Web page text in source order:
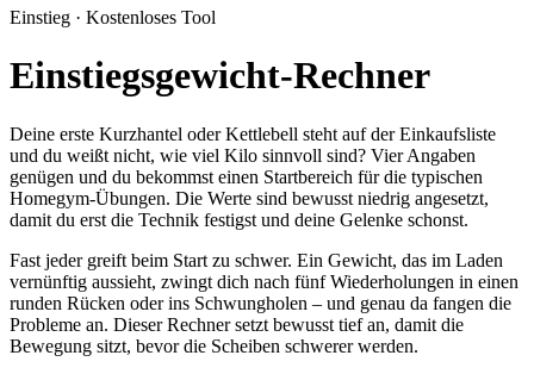
Einstieg · Kostenloses Tool
Einstiegsgewicht-Rechner
Deine erste Kurzhantel oder Kettlebell steht auf der Einkaufsliste
und du weißt nicht, wie viel Kilo sinnvoll sind? Vier Angaben
genügen und du bekommst einen Startbereich für die typischen
Homegym-Übungen. Die Werte sind bewusst niedrig angesetzt,
damit du erst die Technik festigst und deine Gelenke schonst.
Fast jeder greift beim Start zu schwer. Ein Gewicht, das im Laden
vernünftig aussieht, zwingt dich nach fünf Wiederholungen in einen
runden Rücken oder ins Schwungholen – und genau da fangen die
Probleme an. Dieser Rechner setzt bewusst tief an, damit die
Bewegung sitzt, bevor die Scheiben schwerer werden.